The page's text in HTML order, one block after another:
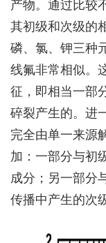
产物。通过比较
其初级和次级的
磷、氯、钾三种
线氟非常相似。
征，即相当一部
碎裂产生的。进
完全由单一来源
加：一部分与初
成分；另一部分
传播中产生的次